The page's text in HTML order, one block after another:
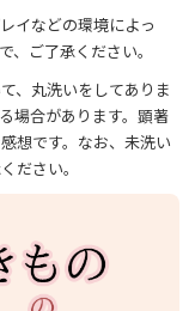
イなどの環境によっ
、ご了承ください。
、丸洗いをしてありま
場合があります。顕著
想です。なお、未洗い
ださい。